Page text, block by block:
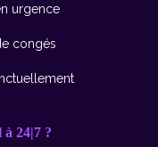
urgence
congés
24|7 ?